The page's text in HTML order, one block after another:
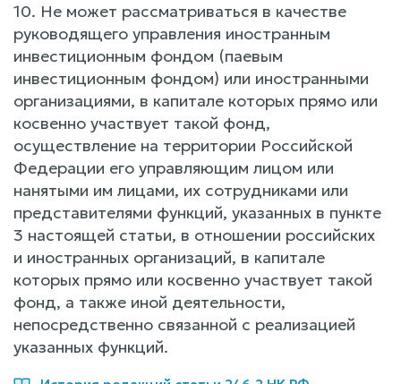
10. Не может рассматриваться в качестве
руководящего управления иностранным
инвестиционным фондом (паевым
инвестиционным фондом) или иностранными
организациями, в капитале которых прямо или
косвенно участвует такой фонд,
осуществление на территории Российской
Федерации его управляющим лицом или
нанятыми им лицами, их сотрудниками или
представителями функций, указанных в пункте
3 настоящей статьи, в отношении российских
и иностранных организаций, в капитале
которых прямо или косвенно участвует такой
фонд, а также иной деятельности,
непосредственно связанной с реализацией
указанных функций.